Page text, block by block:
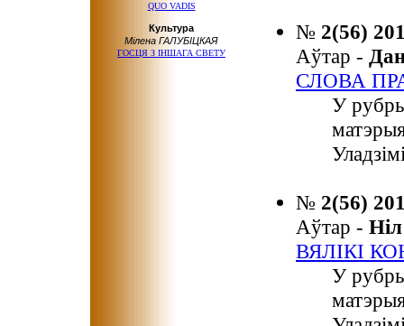
QUO VADIS
Культура
Мілена ГАЛУБІЦКАЯ
ГОСЦЯ З ІНШАГА СВЕТУ
№ 2(56)
Аўтар -
СЛОВА
У
№ 2(56)
Аўтар -
ВЯЛІКІ
У